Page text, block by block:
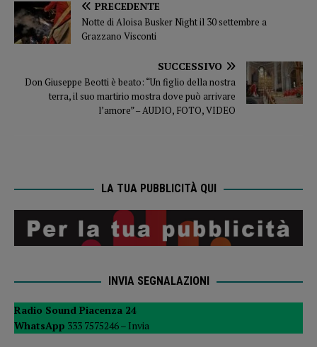
PRECEDENTE
Notte di Aloisa Busker Night il 30 settembre a
Grazzano Visconti
SUCCESSIVO
Don Giuseppe Beotti è beato: “Un figlio della nostra
terra, il suo martirio mostra dove può arrivare
l’amore” – AUDIO, FOTO, VIDEO
LA TUA PUBBLICITÀ QUI
INVIA SEGNALAZIONI
Radio Sound Piacenza 24
WhatsApp 333 7575246 – Invia